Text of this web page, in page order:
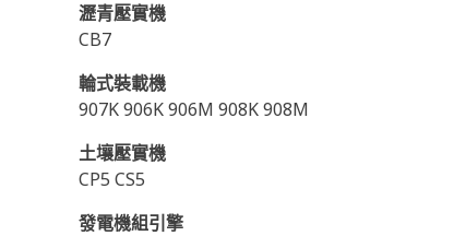
瀝青壓實機
CB7
輪式裝載機
907K 906K 906M 908K 908M
土壤壓實機
CP5 CS5
發電機組引擎